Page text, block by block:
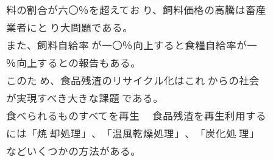
料の割合が六〇％を超えてお り、飼料価格の高騰は畜産
業者にと り大問題である。
また、飼料自給率 が一〇％向上すると食糧自給率が一
％向上するとの報告もある。
このた め、食品残渣のリサイクル化はこれ からの社会
が実現すべき大きな課題 である。
食べられるものすべてを再生 食品残渣を再生利用する
には「焼 却処理」、「温風乾燥処理」、「炭化処 理」
などいくつかの方法がある。